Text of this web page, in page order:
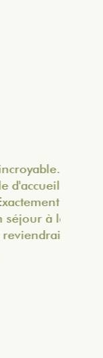
un
ce
à la